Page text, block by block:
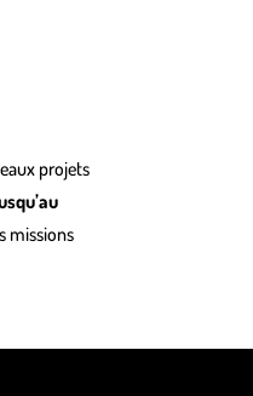
projets
missions